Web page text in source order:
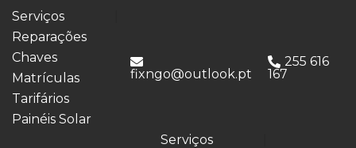
Serviços
Reparações
Chaves
Matrículas
Tarifários
Painéis Solar
fixngo@outlook.pt
255 616
167
Serviços